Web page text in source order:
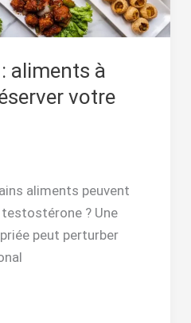
aliments à
votre
aliments peuvent
? Une
peut perturber